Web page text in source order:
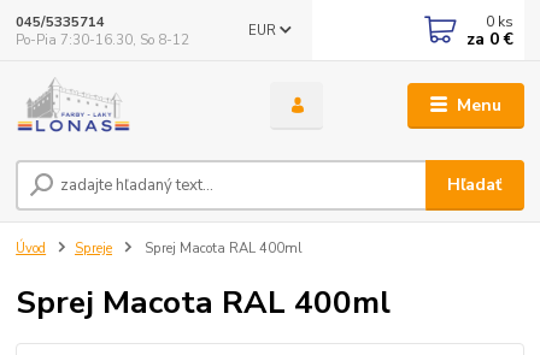
Menu
EUR
Hľadať
045/5335714
Po-Pia 7:30-16.30, So 8-12
0 ks
za 0 €
Úvod Spreje Sprej Macota RAL 400ml
Sprej Macota RAL 400ml